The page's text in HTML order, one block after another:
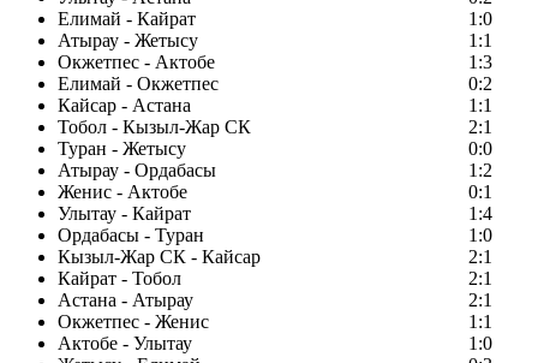
Елимай - Кайрат
1:0
Атырау - Жетысу
1:1
Окжетпес - Актобе
1:3
Елимай - Окжетпес
0:2
Кайсар - Астана
1:1
Тобол - Кызыл-Жар СК
2:1
Туран - Жетысу
0:0
Атырау - Ордабасы
1:2
Женис - Актобе
0:1
Улытау - Кайрат
1:4
Ордабасы - Туран
1:0
Кызыл-Жар СК - Кайсар
2:1
Кайрат - Тобол
2:1
Астана - Атырау
2:1
Окжетпес - Женис
1:1
Актобе - Улытау
1:0